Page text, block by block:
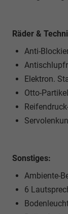
Räder &
Anti-
Elektron.
Otto-
Sonstiges:
Ambiente-
6